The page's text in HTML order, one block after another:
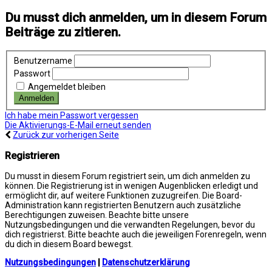
Du musst dich anmelden, um in diesem Forum
Beiträge zu zitieren.
Benutzername
Passwort
Angemeldet bleiben
Ich habe mein Passwort vergessen
Die Aktivierungs-E-Mail erneut senden
Zurück zur vorherigen Seite
Registrieren
Du musst in diesem Forum registriert sein, um dich anmelden zu
können. Die Registrierung ist in wenigen Augenblicken erledigt und
ermöglicht dir, auf weitere Funktionen zuzugreifen. Die Board-
Administration kann registrierten Benutzern auch zusätzliche
Berechtigungen zuweisen. Beachte bitte unsere
Nutzungsbedingungen und die verwandten Regelungen, bevor du
dich registrierst. Bitte beachte auch die jeweiligen Forenregeln, wenn
du dich in diesem Board bewegst.
Nutzungsbedingungen
Datenschutzerklärung